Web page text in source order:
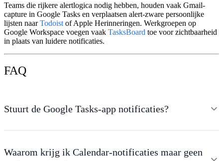
Teams die rijkere alertlogica nodig hebben, houden vaak Gmail-
capture in Google Tasks en verplaatsen alert-zware persoonlijke
lijsten naarTodoist of Apple Herinneringen. Werkgroepen op
Google Workspace voegen vaak TasksBoard toe voor zichtbaarheid
in plaats van luidere notificaties.
FAQ
Stuurt de Google Tasks-app notificaties?
Waarom krijg ik Calendar-notificaties maar geen